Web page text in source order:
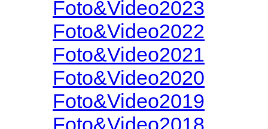
Foto&Video2023
Foto&Video2022
Foto&Video2021
Foto&Video2020
Foto&Video2019
Foto&Video2018